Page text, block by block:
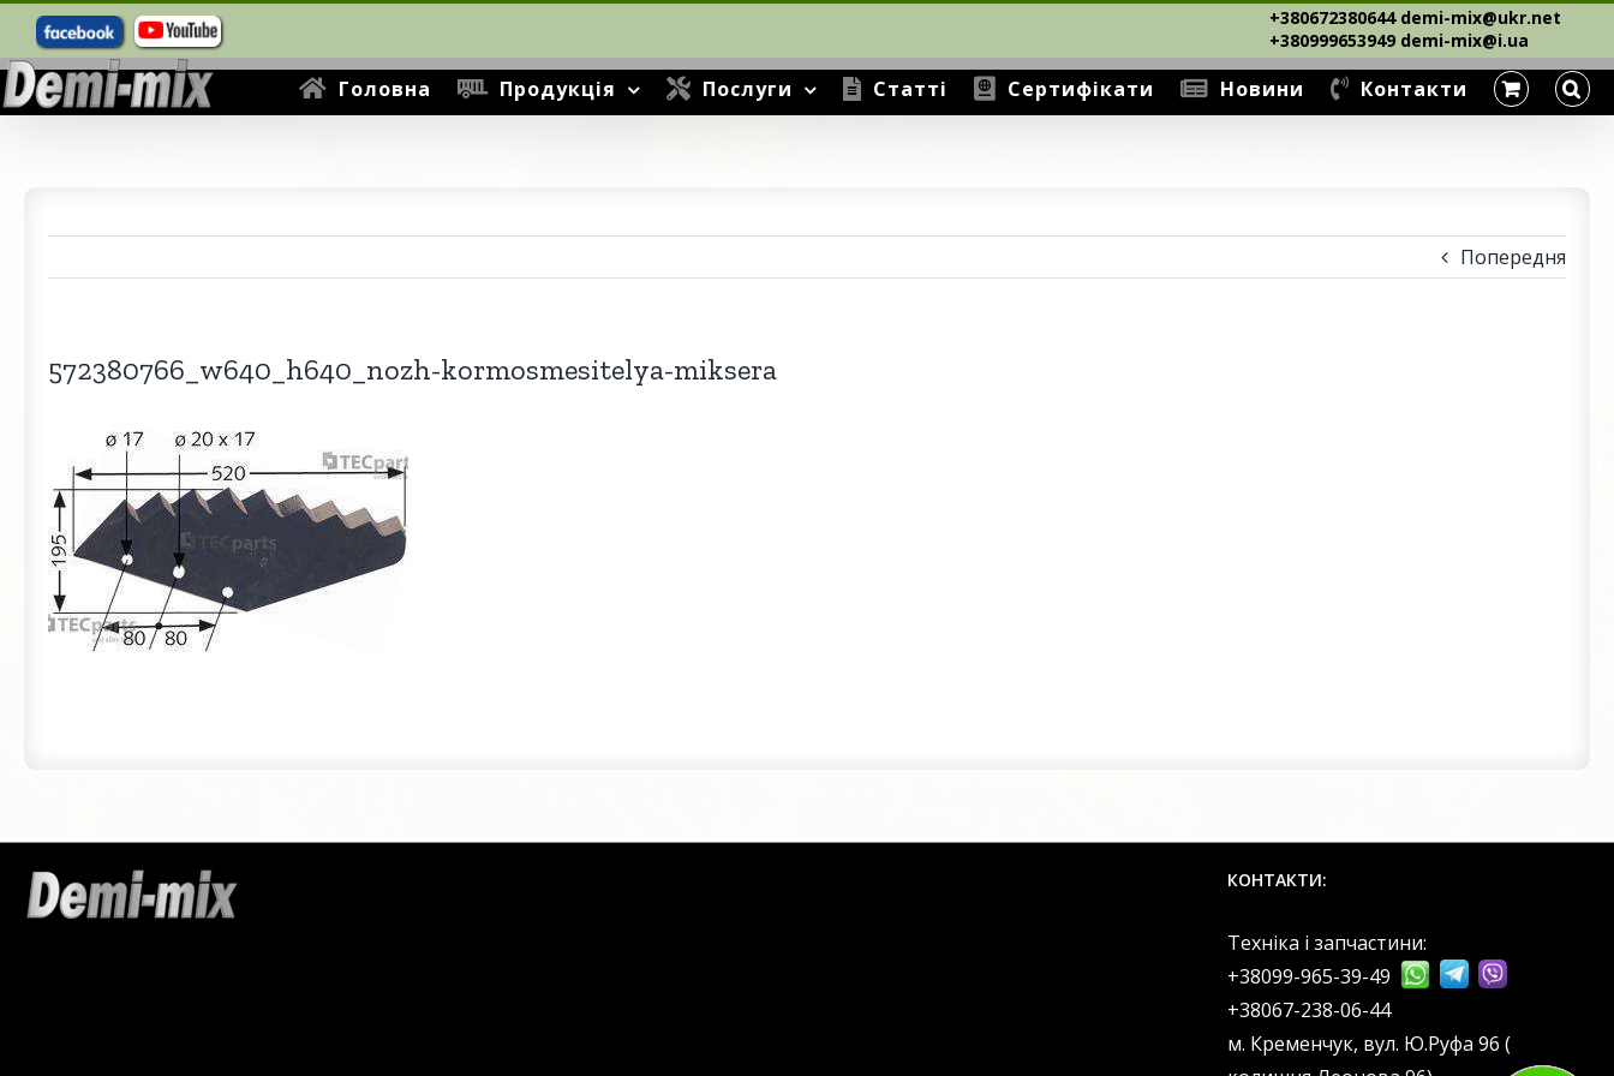
Skip
content
+380672380644 demi-mix@ukr.net ‎
+380999653949 demi-mix@i.ua
Пошук
Головна
Продукція Послуги Статті Сертифікати Новини Контакти
Попередня
572380766_w640_h640_nozh-kormosmesitelya-miksera
КОНТАКТИ:
Техніка і запчастини:
+38099-965-39-49
‎+38067-238-06-44
м. Кременчук, вул. Ю.Руфа 96 (